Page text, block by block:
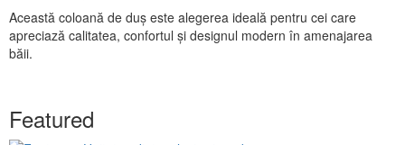
Această coloană de duș este alegerea ideală pentru cei care
apreciază calitatea, confortul și designul modern în amenajarea
băii.
Featured